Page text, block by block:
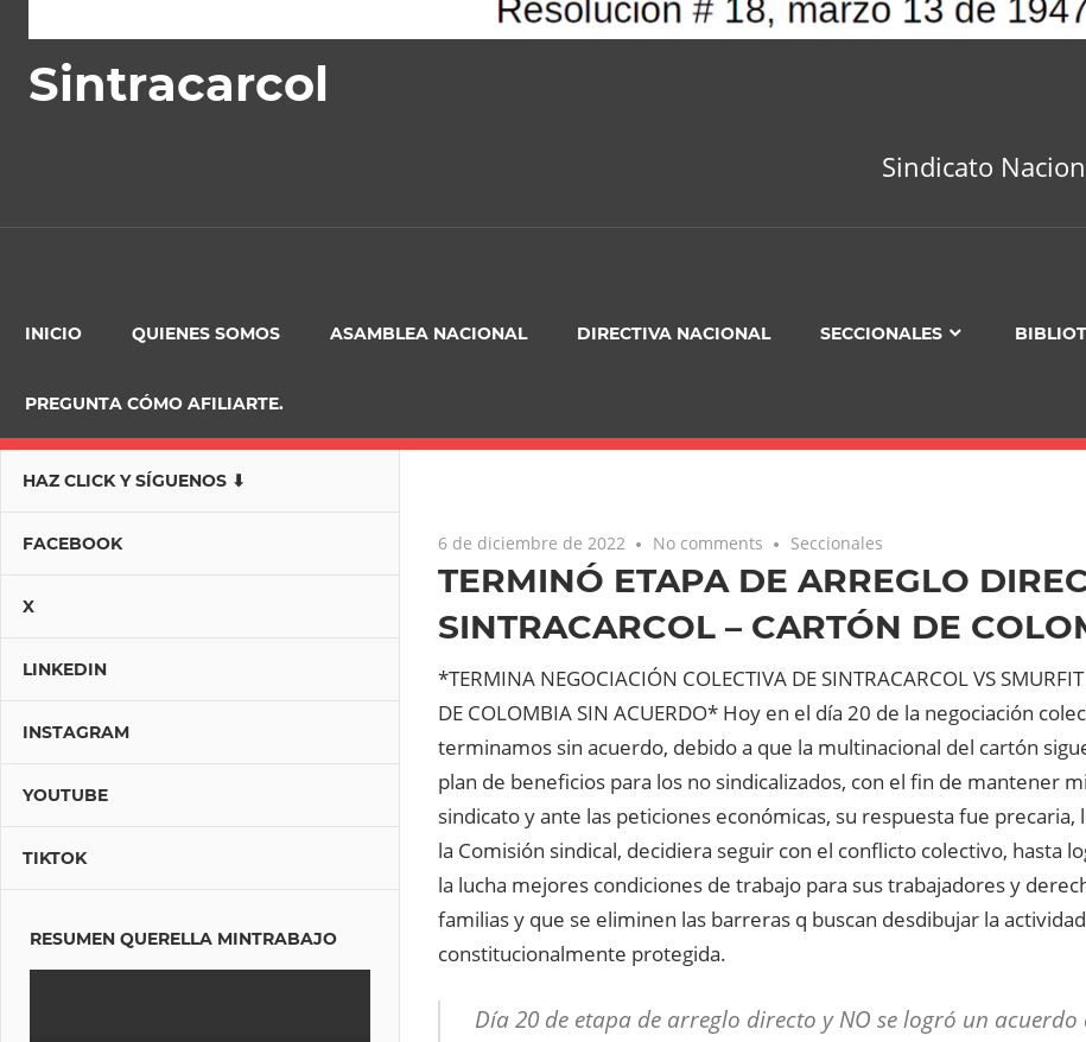
Sintracarcol
Sindicato
INICIO QUIENES SOMOS ASAMBLEA NACIONAL DIRECTIVA NACIONAL SECCIONALES
PREGUNTA CÓMO AFILIARTE.
6 de diciembre de 2022 No comments Seccionales
TERMINÓ ETAPA DE ARREGLO
SINTRACARCOL – CARTÓN DE
*TERMINA NEGOCIACIÓN COLECTIVA DE SINTRACARCOL VS
DE COLOMBIA SIN ACUERDO* Hoy en el día 20 de la negociación
terminamos sin acuerdo, debido a que la multinacional del cartón
plan de beneficios para los no sindicalizados, con el fin de mantener
sindicato y ante las peticiones económicas, su respuesta fue precaria,
la Comisión sindical, decidiera seguir con el conflicto colectivo, hasta
la lucha mejores condiciones de trabajo para sus trabajadores y
familias y que se eliminen las barreras q buscan desdibujar la
constitucionalmente protegida.
Día 20 de etapa de arreglo directo y NO se logró un acuerdo
HAZ CLICK Y SÍGUENOS ⬇
FACEBOOK
X
LINKEDIN
INSTAGRAM
YOUTUBE
TIKTOK
RESUMEN QUERELLA MINTRABAJO